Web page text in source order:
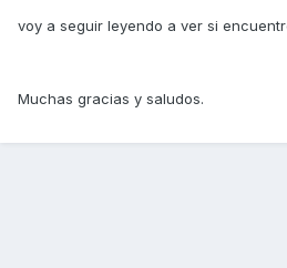
voy a seguir leyendo a ver si
Muchas gracias y saludos.